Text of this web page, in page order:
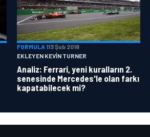
FORMULA 113 Şub 2018
EKLEYEN KEVIN TURNER
Analiz: Ferrari, yeni kuralların 2.
senesinde Mercedes'le olan farkı
kapatabilecek mi?